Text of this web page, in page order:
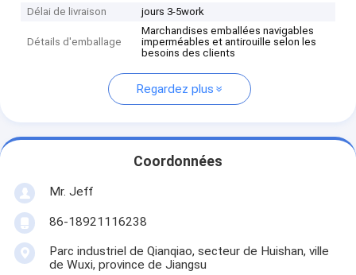
Délai de livraison jours 3-5work
Détails d'emballage
Marchandises emballées navigables
imperméables et antirouille selon les
besoins des clients
Regardez plus
Coordonnées
Mr. Jeff
86-18921116238
Parc industriel de Qianqiao, secteur de Huishan, ville
de Wuxi, province de Jiangsu